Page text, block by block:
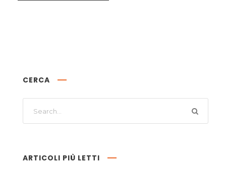
CERCA
ARTICOLI PIÙ LETTI